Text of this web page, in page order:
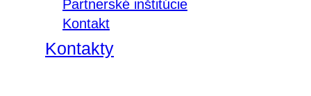
Partnerské inštitúcie
Kontakt
Kontakty